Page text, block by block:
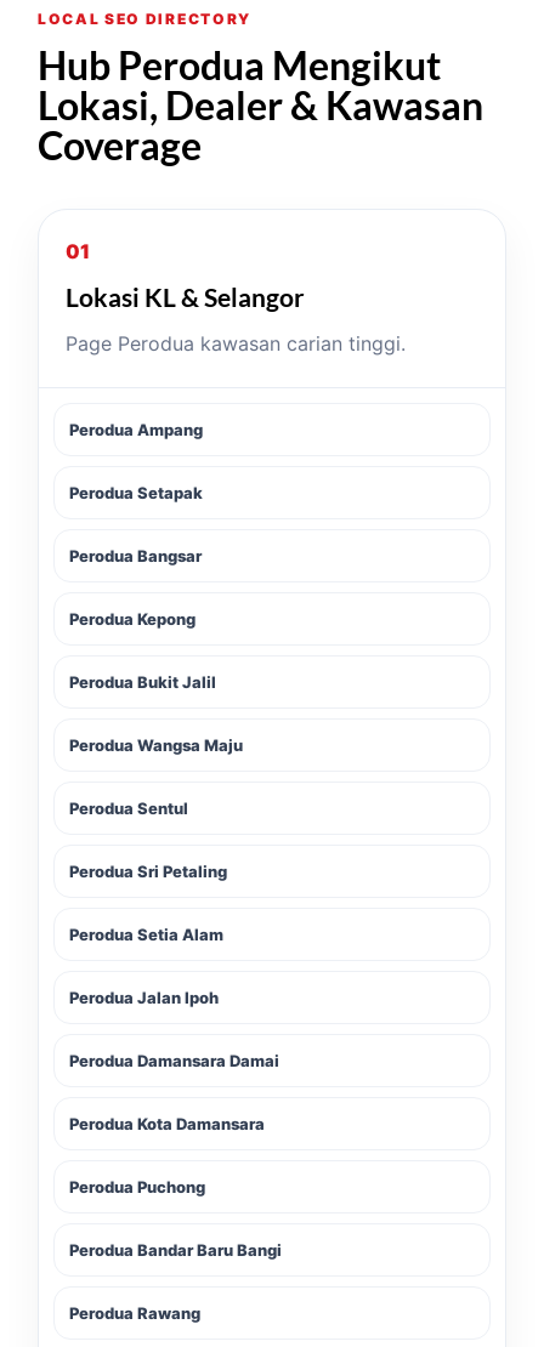
LOCAL SEO DIRECTORY
Hub Perodua Mengikut
Lokasi, Dealer & Kawasan
Coverage
01
Lokasi KL & Selangor
Page Perodua kawasan carian tinggi.
Perodua Ampang
Perodua Setapak
Perodua Bangsar
Perodua Kepong
Perodua Bukit Jalil
Perodua Wangsa Maju
Perodua Sentul
Perodua Sri Petaling
Perodua Setia Alam
Perodua Jalan Ipoh
Perodua Damansara Damai
Perodua Kota Damansara
Perodua Puchong
Perodua Bandar Baru Bangi
Perodua Rawang